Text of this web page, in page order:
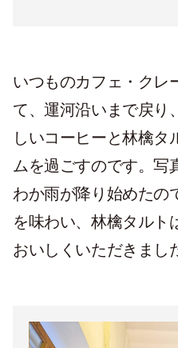
いつものカフェ・クレ
て、運河沿いまで戻り
しいコーヒーと林檎タ
ムを過ごすのです。写
わか雨が降り始めたの
を味わい、林檎タルト
おいしくいただきまし